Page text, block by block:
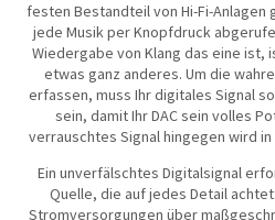
festen Bestandteil von Hi-Fi-Anlagen
jede Musik per Knopfdruck
Wiedergabe von Klang das eine ist,
etwas ganz anderes. Um die
erfassen, muss Ihr digitales Signal
sein, damit Ihr DAC sein volles
verrauschtes Signal hingegen wird
Ein unverfälschtes Digitalsignal
Quelle, die auf jedes Detail
Stromversorgungen über